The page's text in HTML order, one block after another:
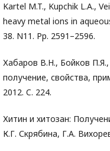
Kartel M.T., Kupchik L.A.,
heavy metal ions in
38. N11. Pp. 2591–2596.
Хабаров В.Н., Бойков
получение, свойства,
2012. C. 224.
Хитин и хитозан:
К.Г. Скрябина, Г.А.